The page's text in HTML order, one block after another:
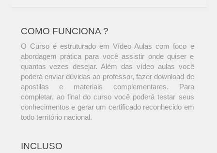
COMO FUNCIONA ?
O Curso é estruturado em Vídeo Aulas com foco e
abordagem prática para você assistir onde quiser e
quantas vezes desejar. Além das vídeo aulas você
poderá enviar dúvidas ao professor, fazer download de
apostilas e materiais complementares. Para
completar, ao final do curso você poderá testar seus
conhecimentos e gerar um certificado reconhecido em
todo território nacional.
INCLUSO